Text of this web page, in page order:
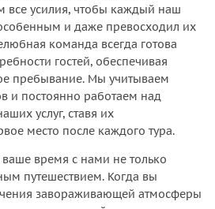
все усилия, чтобы каждый наш
особенным и даже превосходил их
команда всегда готова
гостей, обеспечивая
пребывание. Мы учитываем
и постоянно работаем над
услуг, ставя их
место после каждого тура.
время с нами не только
путешествием. Когда вы
завораживающей атмосферы